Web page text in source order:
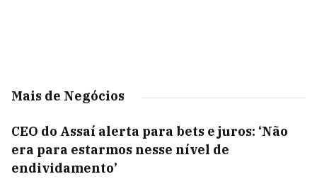
Mais de Negócios
CEO do Assaí alerta para bets e juros: ‘Não
era para estarmos nesse nível de
endividamento’